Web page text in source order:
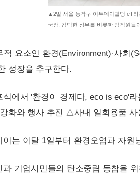
▲2일 서울 동작구 이투데이빌딩 eT
국장, 김덕헌 상무를 비롯한 임직원들
적 요소인 환경(Environment)·사회
성장을 추구한다.
식에서 '환경이 경제다, eco is eco'
화와 행사 추진 △사내 일회용품
이는 이달 1일부터 환경오염과 자
과 기업시민들의 탄소중립 동참을